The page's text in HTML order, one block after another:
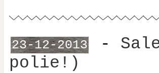
23-12-2013 -
polie!)